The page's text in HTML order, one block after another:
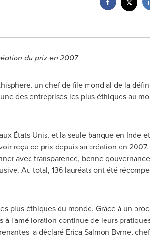
du prix en 2007
un chef de file mondial de la
des entreprises les plus éthiques au
États-Unis, et la seule banque en Inde
reçu ce prix depuis sa création en
avec transparence, bonne
Au total, 136 lauréats ont été
plus éthiques du monde. Grâce à un
l'amélioration continue de leurs
a déclaré Erica Salmon Byrne,